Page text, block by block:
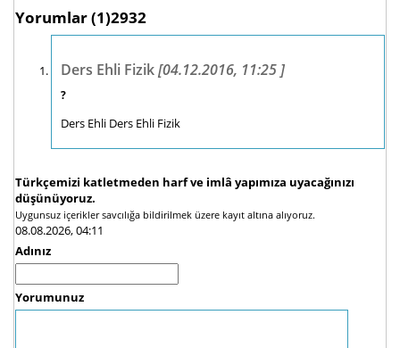
Yorumlar(1)2932
Ders Ehli Fizik[04.12.2016, 11:25 ]
?
Ders Ehli Ders Ehli Fizik
Türkçemizi katletmeden harf ve imlâ yapımıza uyacağınızı
düşünüyoruz.
Uygunsuz içerikler savcılığa bildirilmek üzere kayıt altına alıyoruz.
08.08.2026, 04:11
Adınız
Yorumunuz